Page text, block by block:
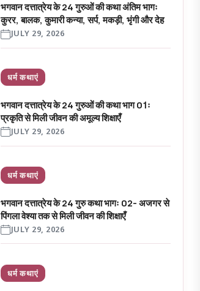
भगवान दत्तात्रेय के 24 गुरुओं की कथा अंतिम भागः
कुरर, बालक, कुमारी कन्या, सर्प, मकड़ी, भृंगी और देह
JULY 29, 2026
धर्म कथाएं
भगवान दत्तात्रेय के 24 गुरुओं की कथा भाग 01ः
प्रकृति से मिली जीवन की अमूल्य शिक्षाएँ
JULY 29, 2026
धर्म कथाएं
भगवान दत्तात्रेय के 24 गुरु कथा भागः 02- अजगर से
पिंगला वेश्या तक से मिली जीवन की शिक्षाएँ
JULY 29, 2026
धर्म कथाएं